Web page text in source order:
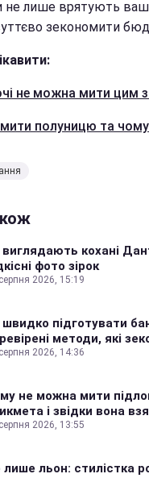
не лише врятують
зекономити
не можна мити цим
полуницю та
виглядають кохані
фото зірок
2026, 15:19
підготувати
методи, які
2026, 14:36
не можна мити
і звідки вона
2026, 13:55
лише льон: стилістка